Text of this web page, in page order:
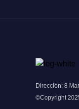
Dirección: 8
©Copyright